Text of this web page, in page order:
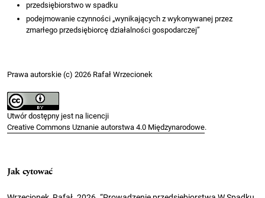
przedsiębiorstwo w spadku
podejmowanie czynności „wynikających z wykonywanej przez
zmarłego przedsiębiorcę działalności gospodarczej”
Prawa autorskie (c) 2026 Rafał Wrzecionek
Utwór dostępny jest na licencji
Creative Commons Uznanie autorstwa 4.0 Międzynarodowe.
Jak cytować